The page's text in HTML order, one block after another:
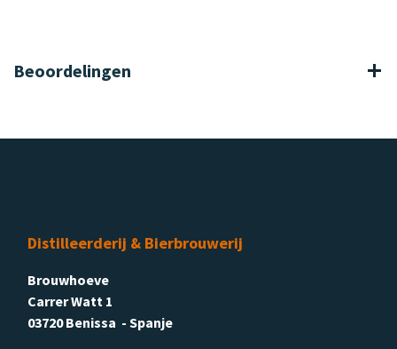
Beoordelingen
Distilleerderij & Bierbrouwerij
Brouwhoeve
Carrer Watt 1
03720 Benissa - Spanje